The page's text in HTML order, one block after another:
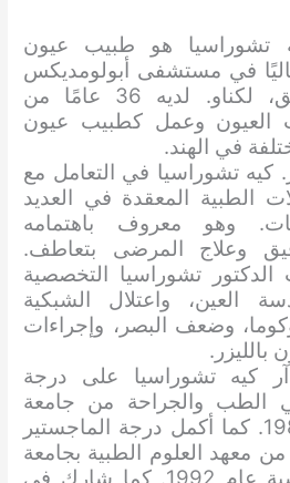
تشوراسيا هو طبيب عيون
في مستشفى أبولومديكس
التخصصي الفائق، لكناو. لديه 36 عامًا من
العيون وعمل كطبيب عيون
في الهند.
كيه تشوراسيا في التعامل مع
الطبية المعقدة في العديد
وهو معروف باهتمامه
وعلاج المرضى بتعاطف.
تشوراسيا التخصصية
العين، واعتلال الشبكية
وضعف البصر، وإجراءات
بالليزر.
كيه تشوراسيا على درجة
الطب والجراحة من جامعة
باناراس عام 1988. كما أكمل درجة الماجستير
معهد العلوم الطبية بجامعة